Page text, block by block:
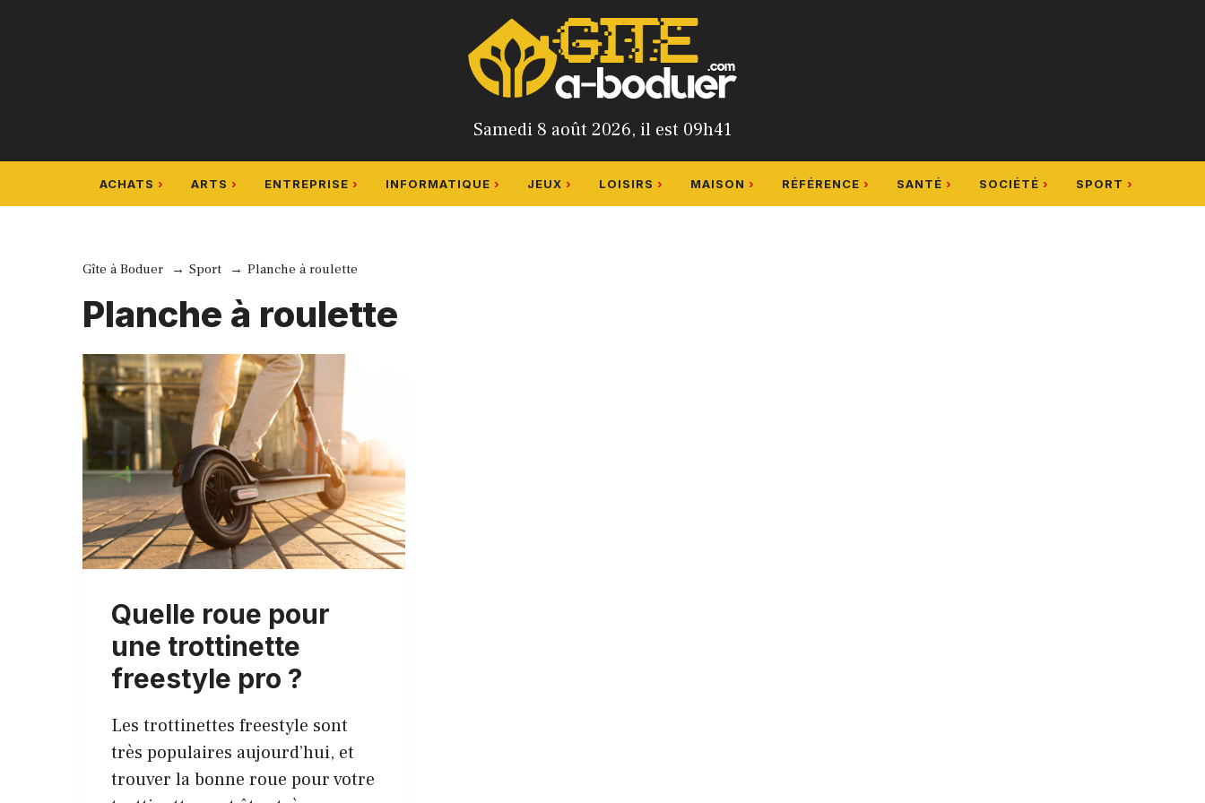
Samedi 8 août 2026, il est 09h41
ACHATS ARTS ENTREPRISE INFORMATIQUE JEUX LOISIRS MAISON RÉFÉRENCE SANTÉ SOCIÉTÉ SPORT
Gîte à Boduer Sport Planche à roulette
Planche à roulette
Quelle roue pour
une trottinette
freestyle pro ?
Les trottinettes freestyle sont
très populaires aujourd’hui, et
trouver la bonne roue pour votre